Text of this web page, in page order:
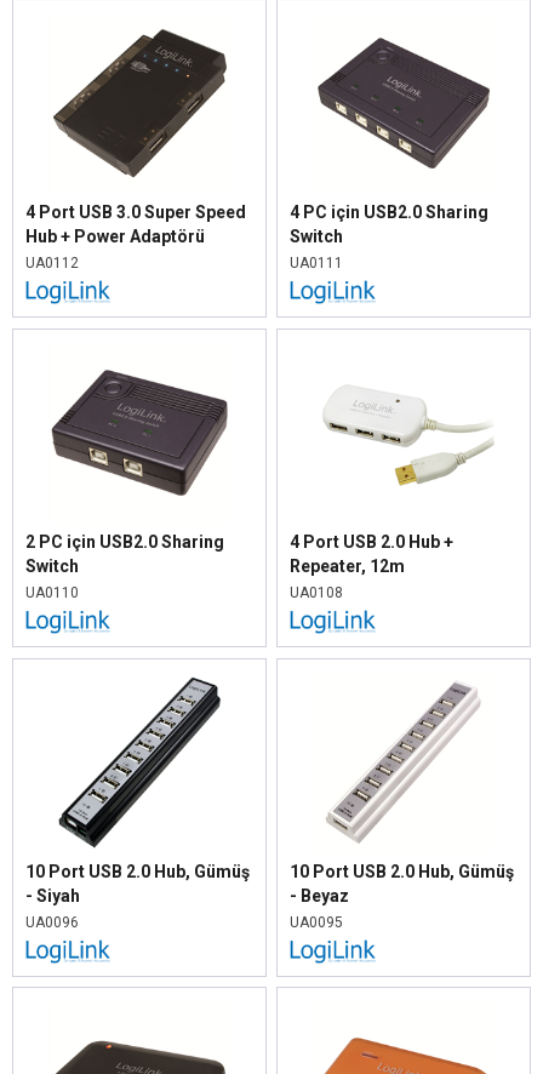
4 Port USB 3.0 Super Speed
Hub + Power Adaptörü
UA0112
4 PC için USB2.0 Sharing
Switch
UA0111
2 PC için USB2.0 Sharing
Switch
UA0110
4 Port USB 2.0 Hub +
Repeater, 12m
UA0108
10 Port USB 2.0 Hub, Gümüş
- Siyah
UA0096
10 Port USB 2.0 Hub, Gümüş
- Beyaz
UA0095